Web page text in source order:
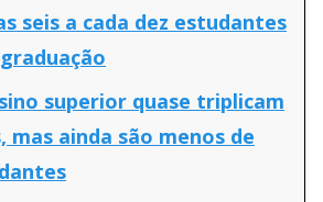
seis a cada dez estudantes
superior quase triplicam
mas ainda são menos de